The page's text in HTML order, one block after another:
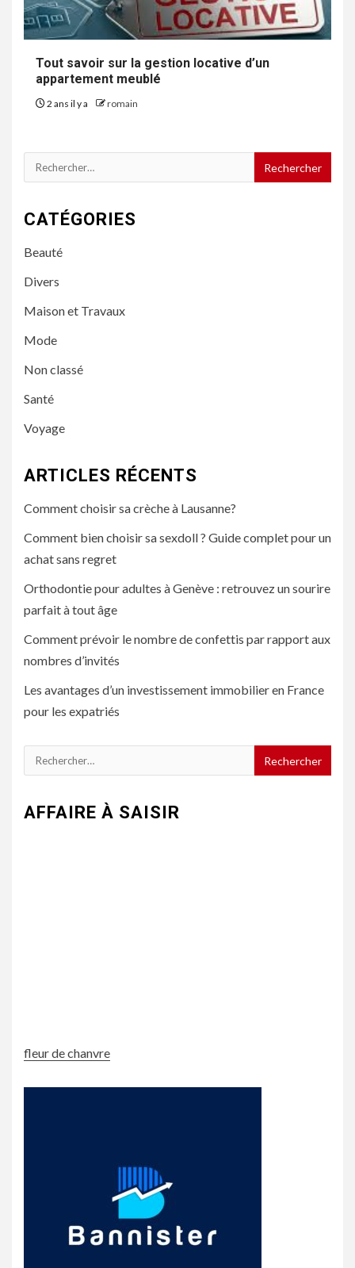
Tout savoir sur la gestion locative d’un
appartement meublé
2 ans il y a romain
Rechercher :
CATÉGORIES
Beauté
Divers
Maison et Travaux
Mode
Non classé
Santé
Voyage
ARTICLES RÉCENTS
Comment choisir sa crèche à Lausanne?
Comment bien choisir sa sexdoll ? Guide complet pour un
achat sans regret
Orthodontie pour adultes à Genève : retrouvez un sourire
parfait à tout âge
Comment prévoir le nombre de confettis par rapport aux
nombres d’invités
Les avantages d’un investissement immobilier en France
pour les expatriés
Rechercher :
AFFAIRE À SAISIR
fleur de chanvre